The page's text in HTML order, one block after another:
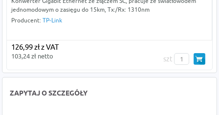
jednomodowym o zasięgu do 15km, Tx:/Rx: 1310nm
Producent: TP-Link
126,99 zł z VAT
103,24 zł netto szt
ZAPYTAJ O SZCZEGÓŁY